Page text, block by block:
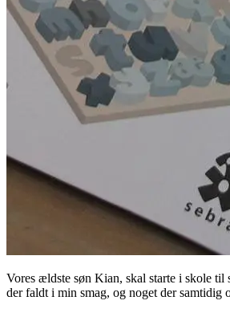
Vores ældste søn Kian, skal starte i skole
der faldt i min smag, og noget der samtidig